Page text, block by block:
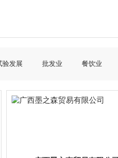
验发展 批发业 餐饮业